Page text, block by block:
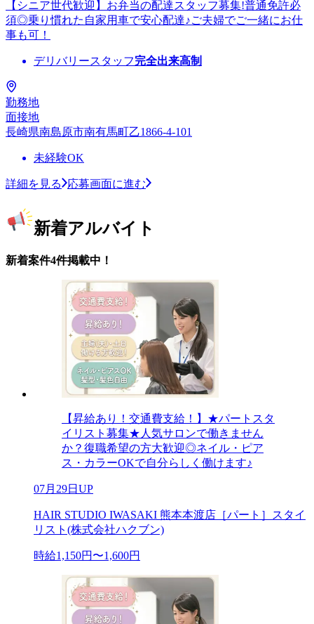
【シニア世代歓迎】お弁当の配達スタッフ募集!普通免許必
須◎乗り慣れた自家用車で安心配達♪ご夫婦でご一緒にお仕
事も可！
デリバリースタッフ完全出来高制
勤務地
面接地
長崎県南島原市南有馬町乙1866-4-101
未経験OK
詳細を見る 応募画面に進む
新着アルバイト
新着案件4件掲載中！
【昇給あり！交通費支給！】★パートスタ
イリスト募集★人気サロンで働きません
か？復職希望の方大歓迎◎ネイル・ピア
ス・カラーOKで自分らしく働けます♪
07月29日UP
HAIR STUDIO IWASAKI 熊本本渡店［パート］スタイ
リスト(株式会社ハクブン)
時給1,150円〜1,600円